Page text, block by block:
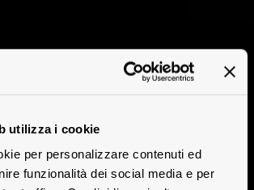
utilizza i cookie
per personalizzare contenuti ed
funzionalità dei social media e per